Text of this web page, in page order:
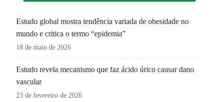
Estudo global mostra tendência variada de obesidade no
mundo e critica o termo “epidemia”
18 de maio de 2026
Estudo revela mecanismo que faz ácido úrico causar dano
vascular
23 de fevereiro de 2026